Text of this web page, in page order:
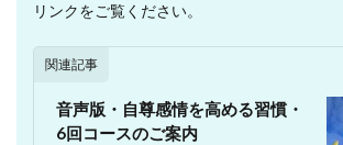
リンクをご覧ください。
関連記事
音声版・自尊感情を高める習慣・
6回コースのご案内